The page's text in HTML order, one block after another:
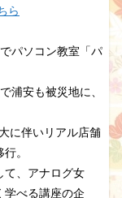
ら
パソコン教室「パ
浦安も被災地に、
に伴いリアル店舗
。
て、アナログ女
学べる講座の企